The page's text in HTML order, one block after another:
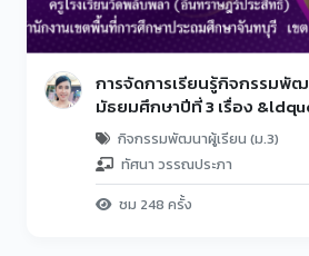
การจัดการเรียนรู้กิจกรรมพัฒนาผู้เ
มัธยมศึกษาปีที่ 3 เรื่อง
ทิศ&rdquo; ตามแนวคิดนวัตกรรม
ทิศสร้างทักษะชี
กิจกรรมพัฒนาผู้เรียน (ม.3)
ทัศนา วรรณประภา
ชม 248 ครั้ง